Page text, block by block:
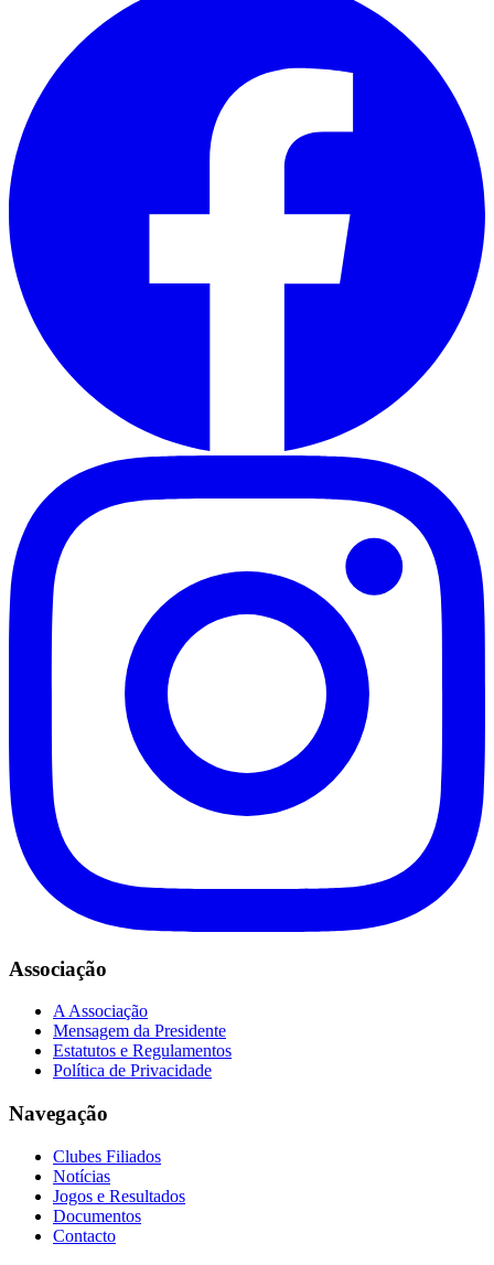
Associação
A Associação
Mensagem da Presidente
Estatutos e Regulamentos
Política de Privacidade
Navegação
Clubes Filiados
Notícias
Jogos e Resultados
Documentos
Contacto